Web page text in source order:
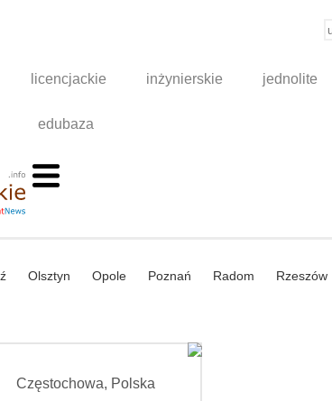
licencjackie inżynierskie jednolite
edubaza
Olsztyn Opole Poznań Radom Rzeszów
Częstochowa, Polska